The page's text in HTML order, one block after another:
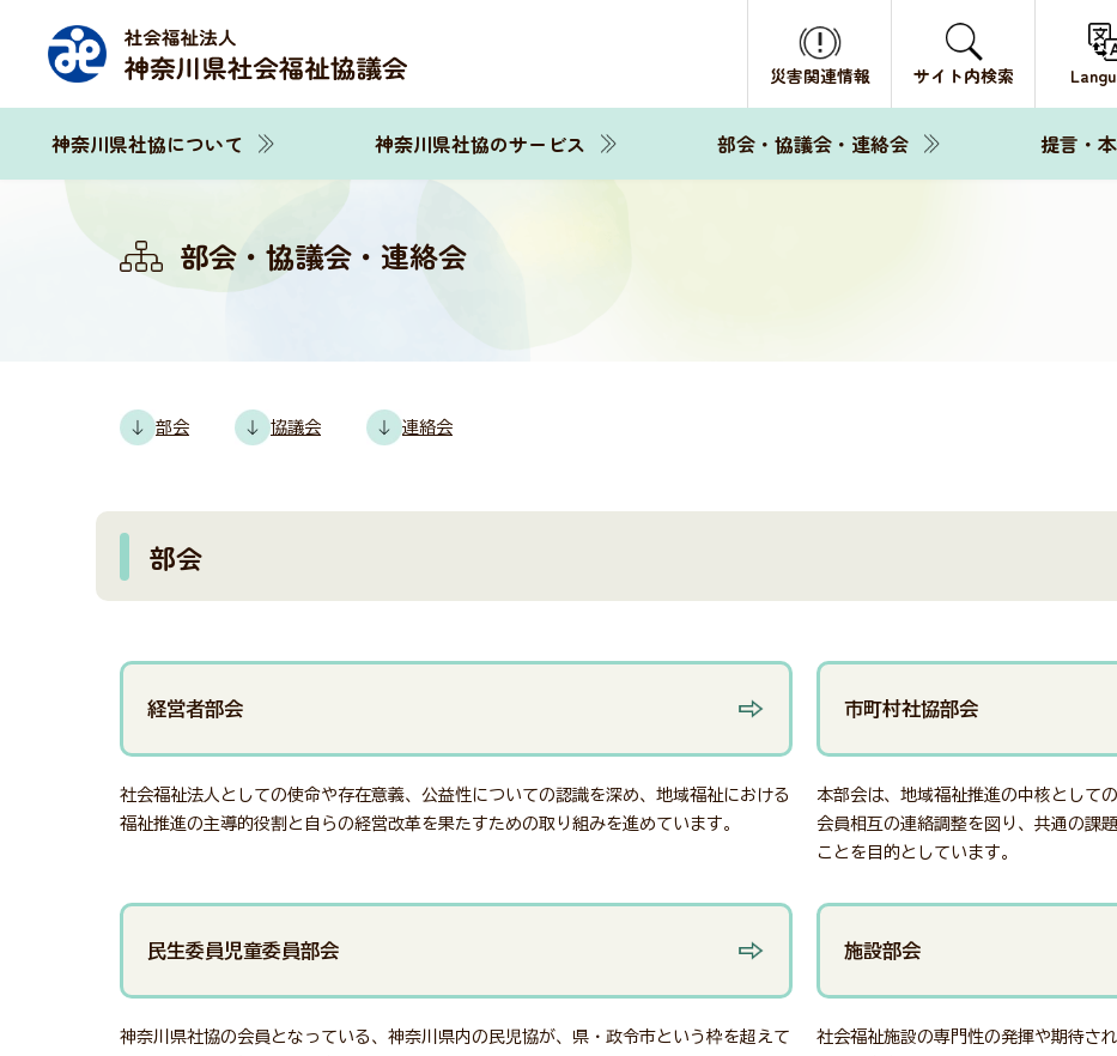
災害関連情報 サイト内検索
神奈川県社協について 神奈川県社協のサービス 部会・協議会・連絡会 提言・
部会・協議会・連絡会
部会 協議会 連絡会
部会
経営者部会
社会福祉法人としての使命や存在意義、公益性についての認識を深め、地域福祉における
福祉推進の主導的役割と自らの経営改革を果たすための取り組みを進めています。
市町村社協部会
本部会は、地域福祉推進の中核として
会員相互の連絡調整を図り、共通の課
ことを目的としています。
民生委員児童委員部会
神奈川県社協の会員となっている、神奈川県内の民児協が、県・政令市という枠を超えて
施設部会
社会福祉施設の専門性の発揮や期待さ